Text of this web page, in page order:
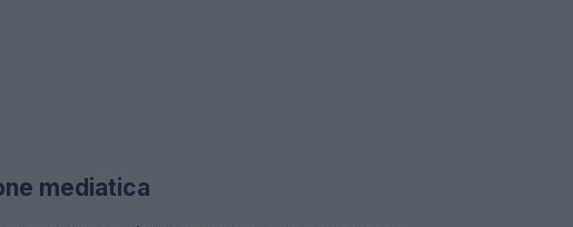
mediatica